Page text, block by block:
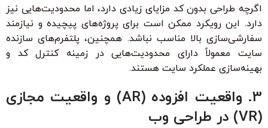
اگرچه طراحی بدون کد مزایای زیادی دارد، اما محدودیت‌هایی نیز
دارد. این رویکرد ممکن است برای پروژه‌های پیچیده و نیازمند
سفارشی‌سازی بالا مناسب نباشد. همچنین، پلتفرم‌های سازنده
سایت معمولاً دارای محدودیت‌هایی در زمینه کنترل کد و
بهینه‌سازی عملکرد سایت هستند.
3. واقعیت افزوده (AR) و واقعیت مجازی
(VR) در طراحی وب